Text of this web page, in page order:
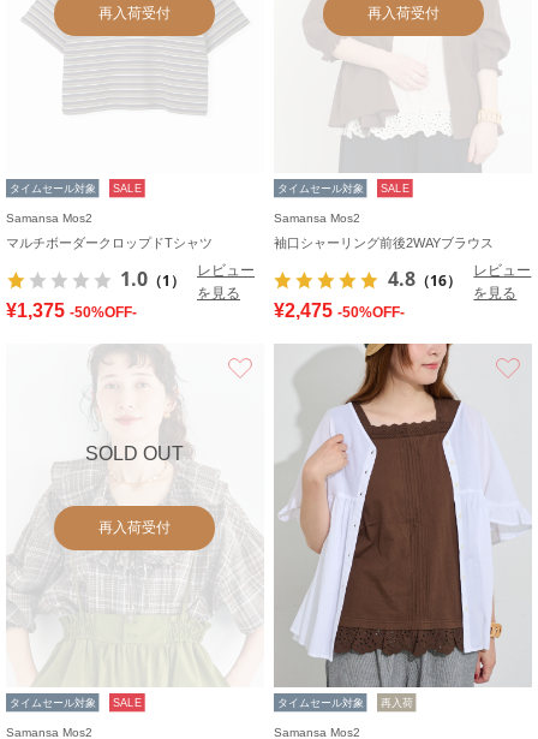
再入荷受付
タイムセール対象 SALE
Samansa Mos2
マルチボーダークロップドTシャツ
1.0 （1）
レビュー
を見る
¥1,375 -50%OFF-
再入荷受付
タイムセール対象 SALE
Samansa Mos2
袖口シャーリング前後2WAYブラウス
4.8 （16）
レビュー
を見る
¥2,475 -50%OFF-
SOLD OUT
再入荷受付
お気に入り
タイムセール対象 SALE
Samansa Mos2
タイムセール対象 再入荷
Samansa Mos2